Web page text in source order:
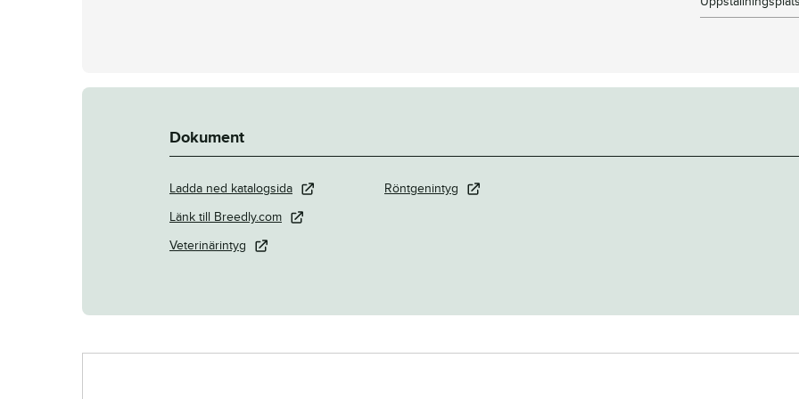
Dokument
Ladda ned katalogsida
Länk till Breedly.com
Veterinärintyg
Röntgenintyg